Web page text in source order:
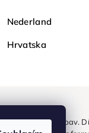
Nederland
Hrvatska
a bez obav.